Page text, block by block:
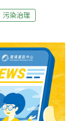
棄的舊床，圍成
算將自己鎖在地
了多久，但他們
。新莊捷運線的
民，加上少數的
正視樂生議題，
義，一昧強行動
院民長期受到拘
污染治理